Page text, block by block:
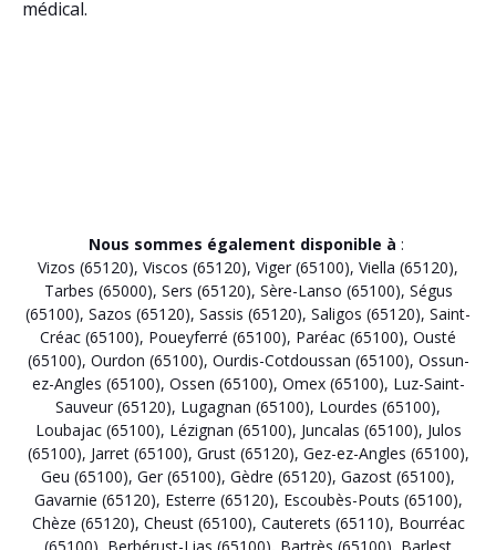
médical.
Nous sommes également disponible à :
Vizos (65120), Viscos (65120), Viger (65100), Viella (65120),
Tarbes (65000), Sers (65120), Sère-Lanso (65100), Ségus
(65100), Sazos (65120), Sassis (65120), Saligos (65120), Saint-
Créac (65100), Poueyferré (65100), Paréac (65100), Ousté
(65100), Ourdon (65100), Ourdis-Cotdoussan (65100), Ossun-
ez-Angles (65100), Ossen (65100), Omex (65100), Luz-Saint-
Sauveur (65120), Lugagnan (65100), Lourdes (65100),
Loubajac (65100), Lézignan (65100), Juncalas (65100), Julos
(65100), Jarret (65100), Grust (65120), Gez-ez-Angles (65100),
Geu (65100), Ger (65100), Gèdre (65120), Gazost (65100),
Gavarnie (65120), Esterre (65120), Escoubès-Pouts (65100),
Chèze (65120), Cheust (65100), Cauterets (65110), Bourréac